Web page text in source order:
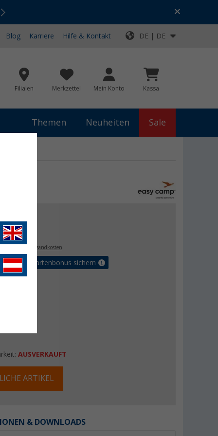
Top-Deals für dein Abenteuer!
Blog Karriere Hilfe & Kontakt DE | DE
Filialen Merkzettel Mein Konto Kassa
Themen Neuheiten Sale
€
zzgl. Versandkosten
Vorteilskartenbonus sichern
AUSVERKAUFT
ARTIKEL
& DOWNLOADS